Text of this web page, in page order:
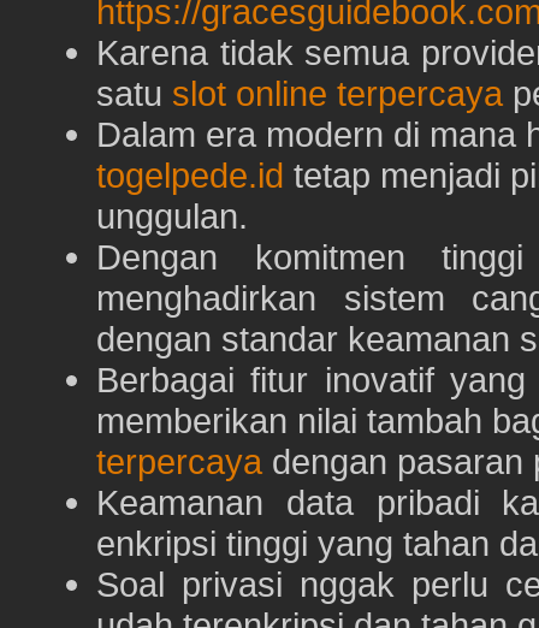
https://
Karena tidak semua
satu slot online terpercaya
Dalam era modern di mana
togelpede.id tetap menjadi
unggulan.
Dengan komitmen
menghadirkan sistem
dengan standar keamanan
Berbagai fitur inovatif
memberikan nilai tambah
terpercaya dengan pasaran
Keamanan data pribadi
enkripsi tinggi yang tahan
Soal privasi nggak perlu